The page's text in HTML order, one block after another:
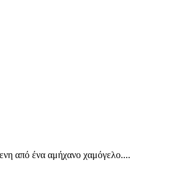
από ένα αμήχανο χαμόγελο....